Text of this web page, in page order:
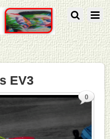
EV3
0